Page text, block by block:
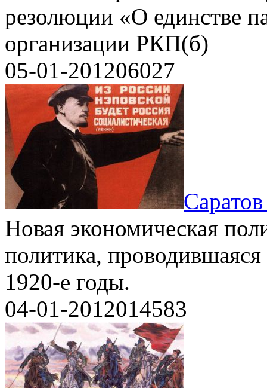
резолюции «О единстве
организации РКП(б)
05-01-201206027
Новая экономическая
политика,
1920-е годы.
04-01-2012014583